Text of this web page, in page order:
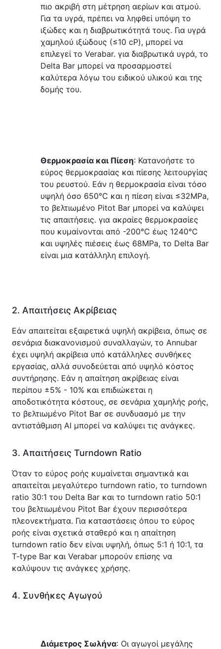
πιο ακριβή στη μέτρηση αερίων και ατμού.
Για τα υγρά, πρέπει να ληφθεί υπόψη το
ιξώδες και η διαβρωτικότητά τους. Για υγρά
χαμηλού ιξώδους (≤10 cP), μπορεί να
επιλεγεί το Verabar. για διαβρωτικά υγρά, το
Delta Bar μπορεί να προσαρμοστεί
καλύτερα λόγω του ειδικού υλικού και της
δομής του.
Θερμοκρασία και Πίεση: Κατανοήστε το
εύρος θερμοκρασίας και πίεσης λειτουργίας
του ρευστού. Εάν η θερμοκρασία είναι τόσο
υψηλή όσο 650℃ και η πίεση είναι ≤32MPa,
το βελτιωμένο Pitot Bar μπορεί να καλύψει
τις απαιτήσεις. για ακραίες θερμοκρασίες
που κυμαίνονται από -200℃ έως 1240℃
και υψηλές πιέσεις έως 68MPa, το Delta Bar
είναι μια κατάλληλη επιλογή.
2. Απαιτήσεις Ακρίβειας
Εάν απαιτείται εξαιρετικά υψηλή ακρίβεια, όπως σε
σενάρια διακανονισμού συναλλαγών, το Annubar
έχει υψηλή ακρίβεια υπό κατάλληλες συνθήκες
εργασίας, αλλά συνοδεύεται από υψηλό κόστος
συντήρησης. Εάν η απαίτηση ακρίβειας είναι
περίπου ±5% - 10% και επιδιώκεται η
αποδοτικότητα κόστους, σε σενάρια χαμηλής ροής,
το βελτιωμένο Pitot Bar σε συνδυασμό με την
αντιστάθμιση AI μπορεί να καλύψει τις ανάγκες.
3. Απαιτήσεις Turndown Ratio
Όταν το εύρος ροής κυμαίνεται σημαντικά και
απαιτείται μεγαλύτερο turndown ratio, το turndown
ratio 30:1 του Delta Bar και το turndown ratio 50:1
του βελτιωμένου Pitot Bar έχουν περισσότερα
πλεονεκτήματα. Για καταστάσεις όπου το εύρος
ροής είναι σχετικά σταθερό και η απαίτηση
turndown ratio δεν είναι υψηλή, όπως 5:1 ή 10:1, τα
T-type Bar και Verabar μπορούν επίσης να
καλύψουν τις ανάγκες χρήσης.
4. Συνθήκες Αγωγού
Διάμετρος Σωλήνα: Οι αγωγοί μεγάλης